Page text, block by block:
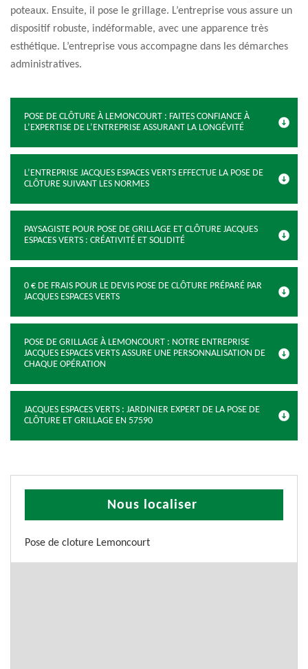
poteaux. Ensuite, il pose le grillage. L’entreprise vous assure un
dispositif robuste, indéformable, avec une apparence très
esthétique. L’entreprise vous accompagne dans les démarches
administratives.
POSE DE CLÔTURE À LEMONCOURT : FAITES CONFIANCE À
L’EXPERTISE DE L’ENTREPRISE ASSURANT LA LONGÉVITÉ
L’ENTREPRISE JACQUES ESPACES VERTS EFFECTUE LA POSE DE
CLÔTURE SUIVANT LES NORMES
PAYSAGISTE POUR POSE DE GRILLAGE ET CLÔTURE JACQUES
ESPACES VERTS : CRÉATIVITÉ ET SOLIDITÉ
0 € DE FRAIS POUR LE DEVIS POSE DE CLÔTURE PRÉPARÉ PAR
JACQUES ESPACES VERTS
POSE DE GRILLAGE À LEMONCOURT : NOTRE ENTREPRISE
JACQUES ESPACES VERTS ASSURE UNE PERSONNALISATION DE
CHAQUE OPÉRATION
JACQUES ESPACES VERTS : JARDINIER EXPERT DE LA POSE DE
CLÔTURE ET GRILLAGE EN 57590
Nous localiser
Pose de cloture Lemoncourt